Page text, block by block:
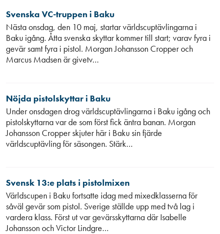
Svenska VC-truppen i Baku
Nästa onsdag, den 10 maj, startar världscuptävlingarna i
Baku igång. Åtta svenska skyttar kommer till start; varav fyra i
gevär samt fyra i pistol. Morgan Johansson Cropper och
Marcus Madsen är givetv…
Nöjda pistolskyttar i Baku
Under onsdagen drog världscuptävlingarna i Baku igång och
pistolskyttarna var de som först fick äntra banan. Morgan
Johansson Cropper skjuter här i Baku sin fjärde
världscuptävling för säsongen. Stärk…
Svensk 13:e plats i pistolmixen
Världscupen i Baku fortsatte idag med mixedklasserna för
såväl gevär som pistol. Sverige ställde upp med två lag i
vardera klass. Först ut var gevärsskyttarna där Isabelle
Johansson och Victor Lindgre…